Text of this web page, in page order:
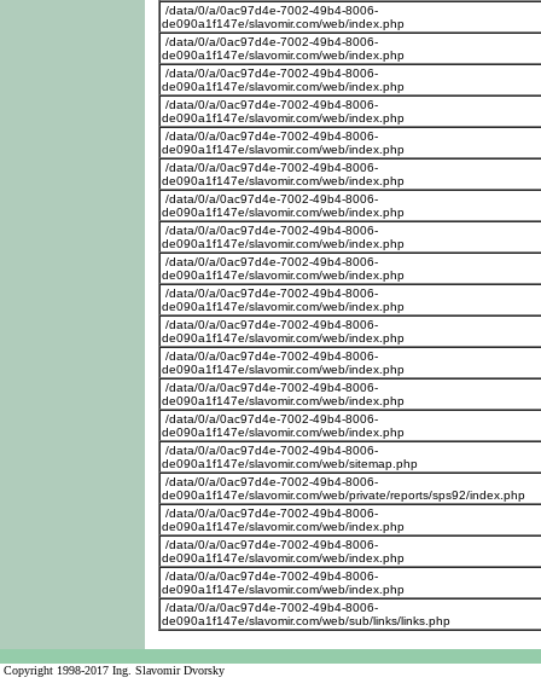
/data/0/a/0ac97d4e-7002-49b4-8006-
de090a1f147e/slavomir.com/web/index.php
/data/0/a/0ac97d4e-7002-49b4-8006-
de090a1f147e/slavomir.com/web/index.php
/data/0/a/0ac97d4e-7002-49b4-8006-
de090a1f147e/slavomir.com/web/index.php
/data/0/a/0ac97d4e-7002-49b4-8006-
de090a1f147e/slavomir.com/web/index.php
/data/0/a/0ac97d4e-7002-49b4-8006-
de090a1f147e/slavomir.com/web/index.php
/data/0/a/0ac97d4e-7002-49b4-8006-
de090a1f147e/slavomir.com/web/index.php
/data/0/a/0ac97d4e-7002-49b4-8006-
de090a1f147e/slavomir.com/web/index.php
/data/0/a/0ac97d4e-7002-49b4-8006-
de090a1f147e/slavomir.com/web/index.php
/data/0/a/0ac97d4e-7002-49b4-8006-
de090a1f147e/slavomir.com/web/index.php
/data/0/a/0ac97d4e-7002-49b4-8006-
de090a1f147e/slavomir.com/web/index.php
/data/0/a/0ac97d4e-7002-49b4-8006-
de090a1f147e/slavomir.com/web/index.php
/data/0/a/0ac97d4e-7002-49b4-8006-
de090a1f147e/slavomir.com/web/index.php
/data/0/a/0ac97d4e-7002-49b4-8006-
de090a1f147e/slavomir.com/web/index.php
/data/0/a/0ac97d4e-7002-49b4-8006-
de090a1f147e/slavomir.com/web/index.php
/data/0/a/0ac97d4e-7002-49b4-8006-
de090a1f147e/slavomir.com/web/sitemap.php
/data/0/a/0ac97d4e-7002-49b4-8006-
de090a1f147e/slavomir.com/web/private/reports/sps92/index.php
/data/0/a/0ac97d4e-7002-49b4-8006-
de090a1f147e/slavomir.com/web/index.php
/data/0/a/0ac97d4e-7002-49b4-8006-
de090a1f147e/slavomir.com/web/index.php
/data/0/a/0ac97d4e-7002-49b4-8006-
de090a1f147e/slavomir.com/web/index.php
/data/0/a/0ac97d4e-7002-49b4-8006-
de090a1f147e/slavomir.com/web/sub/links/links.php
Copyright 1998-2017 Ing. Slavomir Dvorsky